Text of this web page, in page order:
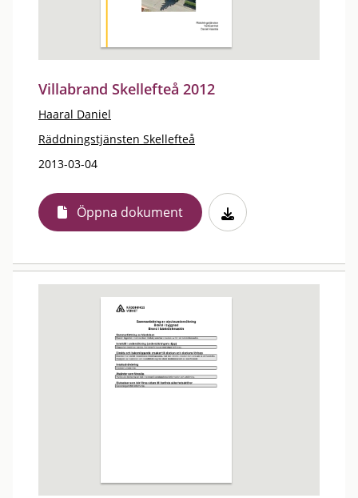
Villabrand Skellefteå 2012
Haaral Daniel
Räddningstjänsten Skellefteå
2013-03-04
Öppna dokument